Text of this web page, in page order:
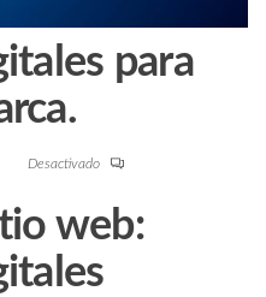
para
Desactivado
web: